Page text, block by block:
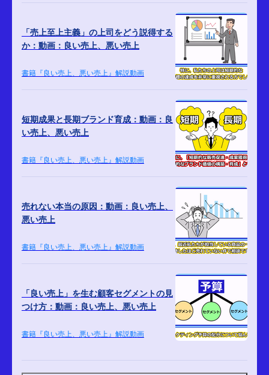
「売上至上主義」の上司をどう説得する
か：動画：良い売上、悪い売上
書籍『良い売上、悪い売上』解説動画
短期成果と長期ブランド育成：動画：良
い売上、悪い売上
書籍『良い売上、悪い売上』解説動画
売れない本当の原因：動画：良い売上、
悪い売上
書籍『良い売上、悪い売上』解説動画
「良い売上」を生む顧客セグメントの見
つけ方：動画：良い売上、悪い売上
書籍『良い売上、悪い売上』解説動画